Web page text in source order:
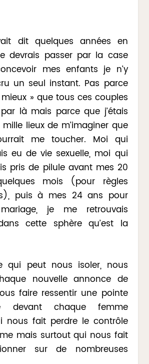
dit quelques années en
devrais passer par la case
mes enfants je n’y
un seul instant. Pas parce
» que tous ces couples
là mais parce que j’étais
lieux de m’imaginer que
me toucher. Moi qui
eu de vie sexuelle, moi qui
pris de pilule avant mes 20
mois (pour règles
puis à mes 24 ans pour
je me retrouvais
cette sphère qu’est la
qui peut nous isoler, nous
nouvelle annonce de
faire ressentir une pointe
devant chaque femme
nous fait perdre le contrôle
mais surtout qui nous fait
sur de nombreuses